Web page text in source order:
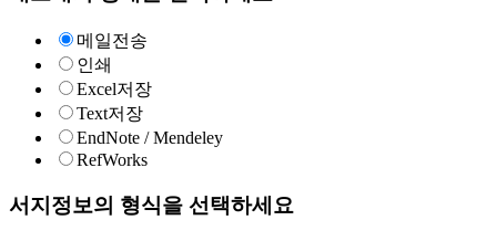
메일전송
인쇄
Excel저장
Text저장
EndNote / Mendeley
RefWorks
서지정보의 형식을 선택하세요